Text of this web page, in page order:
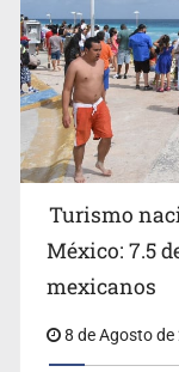
Belinda se
Turismo
México: 7.5
mexicanos
8 de Agosto de